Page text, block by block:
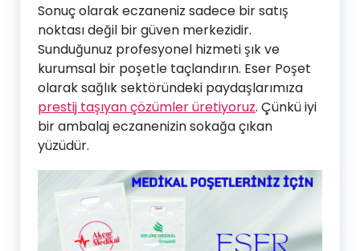
Sonuç olarak eczaneniz sadece bir satış
noktası değil bir güven merkezidir.
Sunduğunuz profesyonel hizmeti şık ve
kurumsal bir poşetle taçlandırın. Eser Poşet
olarak sağlık sektöründeki paydaşlarımıza
prestij taşıyan çözümler üretiyoruz. Çünkü iyi
bir ambalaj eczanenizin sokağa çıkan
yüzüdür.